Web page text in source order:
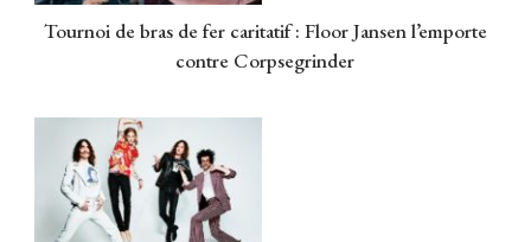
Tournoi de bras de fer caritatif : Floor Jansen l’emporte
contre Corpsegrinder